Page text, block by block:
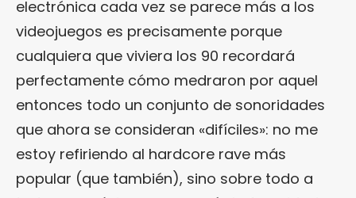
electrónica cada vez se parece más a los
videojuegos es precisamente porque
cualquiera que viviera los 90 recordará
perfectamente cómo medraron por aquel
entonces todo un conjunto de sonoridades
que ahora se consideran «difíciles»: no me
estoy refiriendo al hardcore rave más
popular (que también), sino sobre todo a